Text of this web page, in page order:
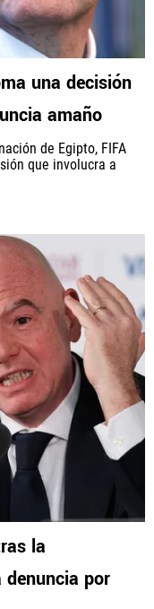
una decisión
amaño
de Egipto, FIFA
que involucra a
la
por